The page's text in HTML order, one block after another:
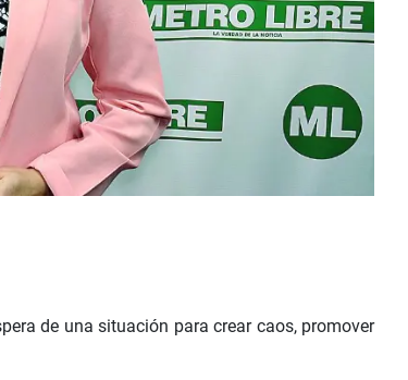
de una situación para crear caos, promover